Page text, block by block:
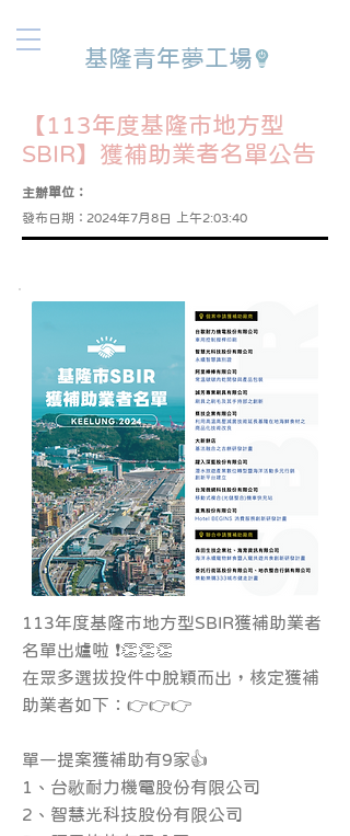
基隆青年夢工場
【113年度基隆市地方型
SBIR】獲補助業者名單公告
主辦單位：
發布日期： 2024年7月8日 上午2:03:40
113年度基隆市地方型SBIR獲補助業者
名單出爐啦 ❗️👏👏👏
在眾多選拔投件中脫穎而出，核定獲補
助業者如下：👉👉👉
單一提案獲補助有9家👍
1、台敭耐力機電股份有限公司
2、智慧光科技股份有限公司